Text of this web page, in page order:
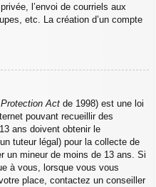
l’envoi de courriels aux
etc. La création d’un compte
Act de 1998) est une loi
pouvant recueillir des
ans doivent obtenir le
tuteur légal) pour la collecte de
un mineur de moins de 13 ans. Si
à vous, lorsque vous vous
place, contactez un conseiller